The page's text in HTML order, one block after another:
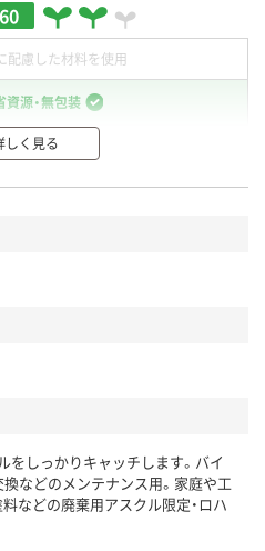
60
配慮した材料を使用
資源・無包装
サイクルしやすい設計
。下記商品詳細「
点項目
」で確認できます。
しく見る
をしっかりキャッチします。バイ
換などのメンテナンス用。家庭や工
などの廃棄用アスクル限定・ロハ